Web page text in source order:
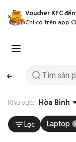
Voucher KFC
Chỉ có trên app
Khu vực: Hòa Bình
Lọc Laptop